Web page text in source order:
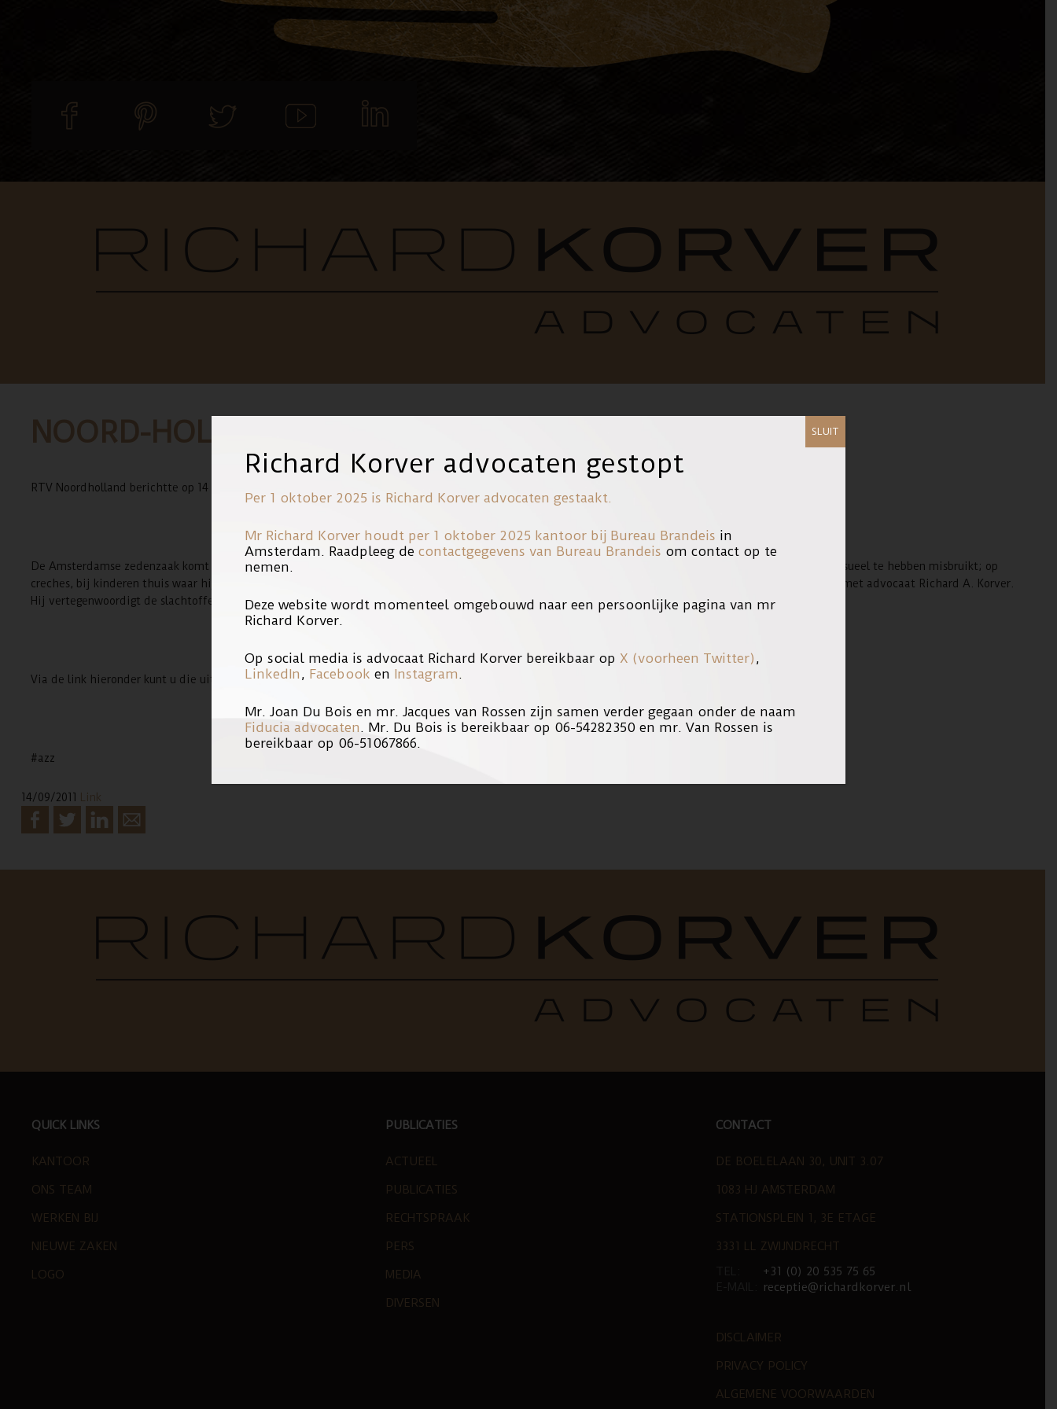
NOORD-HOLLANDS DIEP (AMSTERDAMSE ZEDENZAAK)
RTV Noordholland berichtte op 14 september 2011 over de Amsterdamse zedenzaak als volgt:
De Amsterdamse zedenzaak komt aan het licht met de aanhouding van 27-jarige Robert M., in december vorig jaar. Hij heeft bekend bijna 90 kinderen seksueel te hebben misbruikt; op
creches, bij kinderen thuis waar hij als oppas werkte en ook in zijn eigen huis. Hij maakte ook opnames van de zeer jonge kinderen. Vanmiddag spreken we met advocaat Richard A. Korver.
Hij vertegenwoordigt de slachtoffers in de zedenzaak.
Via de link hieronder kunt u die uitzending terugzien.
#azz
14/09/2011 Link
FOOTER
QUICK LINKS
KANTOOR
ONS TEAM
WERKEN BIJ
NIEUWE ZAKEN
LOGO
PUBLICATIES
ACTUEEL
PUBLICATIES
RECHTSPRAAK
PERS
MEDIA
DIVERSEN
CONTACT
DE BOELELAAN 30, UNIT 3.07
1083 HJ AMSTERDAM
STATIONSPLEIN 1, 3E ETAGE
3331 LL ZWIJNDRECHT
+31 (0) 20 535 75 65
receptie@richardkorver.nl
DISCLAIMER
PRIVACY POLICY
ALGEMENE VOORWAARDEN
Richard Korver advocaten gestopt
Per 1 oktober 2025 is Richard Korver advocaten gestaakt.
Mr Richard Korver houdt per 1 oktober 2025 kantoor bij Bureau Brandeis in
Amsterdam. Raadpleeg de contactgegevens van Bureau Brandeis om contact op te
nemen.
Deze website wordt momenteel omgebouwd naar een persoonlijke pagina van mr
Richard Korver.
Op social media is advocaat Richard Korver bereikbaar op X (voorheen Twitter) ,
LinkedIn , Facebook en Instagram .
Mr. Joan Du Bois en mr. Jacques van Rossen zijn samen verder gegaan onder de naam
Fiducia advocaten . Mr. Du Bois is bereikbaar op 06-54282350 en mr. Van Rossen is
bereikbaar op 06-51067866.
SLUIT